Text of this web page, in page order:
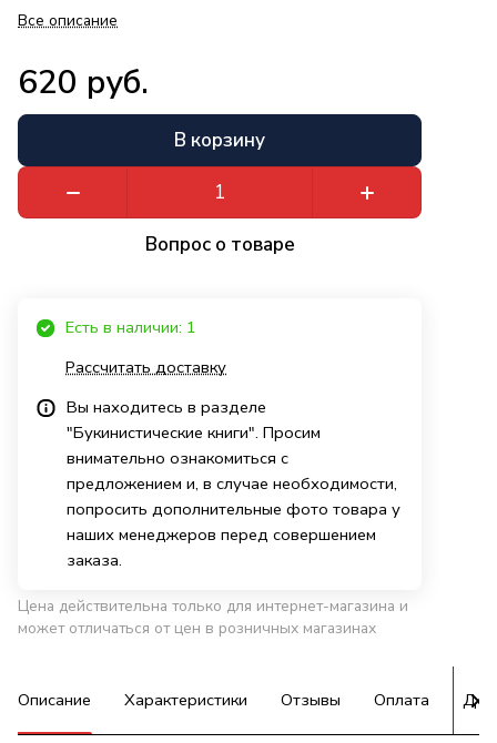
Все описание
620 руб.
В корзину
Вопрос о товаре
Есть в наличии: 1
Рассчитать доставку
Вы находитесь в разделе
"Букинистические книги". Просим
внимательно ознакомиться с
предложением и, в случае необходимости,
попросить дополнительные фото товара у
наших менеджеров перед совершением
заказа.
Цена действительна только для интернет-магазина и
может отличаться от цен в розничных магазинах
Описание Характеристики Отзывы Оплата